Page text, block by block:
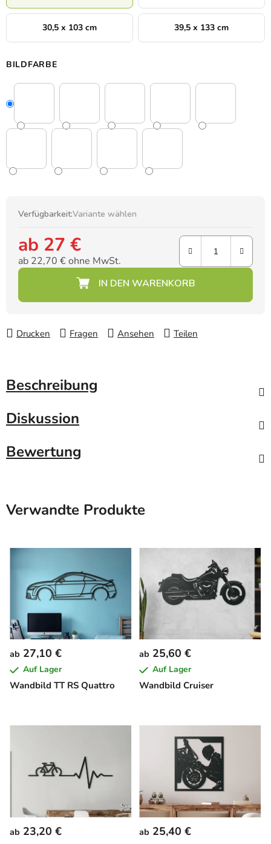
30,5 x 103 cm 39,5 x 133 cm
BILDFARBE
Verfügbarkeit:Variante wählen
ab 27 €
ab 22,70 €ohne MwSt.
Verkaufspreis:
Drucken Fragen Ansehen Teilen
Beschreibung
Diskussion
Bewertung
Verwandte Produkte
Wandbild TT RS Quattro
ab 27,10 €
Auf Lager
Wandbild Cruiser
ab 25,60 €
Auf Lager
ab 23,20 € ab 25,40 €